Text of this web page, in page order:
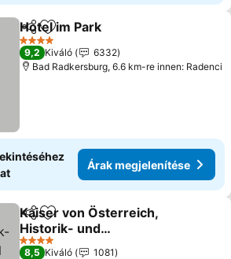
Megosztás
Hozzáadás a kedvencekhez
Hotel im Park
4 Kategória
9,2 Kiváló
6332
Bad Radkersburg, 6.6 km-re innen: Radenci
Árak megjelenítése
Megosztás
Hozzáadás a kedvencekhez
Kaiser von Österreich,
Historik- und
Thermalhotel
4 Kategória
8,5 Kiváló
1081